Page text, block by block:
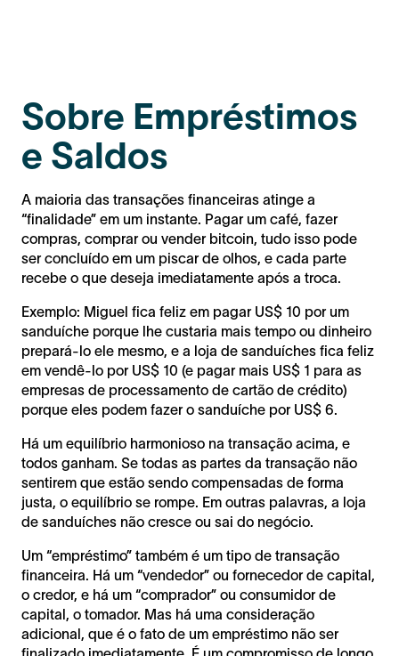
Sobre Empréstimos
e Saldos
A maioria das transações financeiras atinge a
“finalidade” em um instante. Pagar um café, fazer
compras, comprar ou vender bitcoin, tudo isso pode
ser concluído em um piscar de olhos, e cada parte
recebe o que deseja imediatamente após a troca.
Exemplo: Miguel fica feliz em pagar US$ 10 por um
sanduíche porque lhe custaria mais tempo ou dinheiro
prepará-lo ele mesmo, e a loja de sanduíches fica feliz
em vendê-lo por US$ 10 (e pagar mais US$ 1 para as
empresas de processamento de cartão de crédito)
porque eles podem fazer o sanduíche por US$ 6.
Há um equilíbrio harmonioso na transação acima, e
todos ganham. Se todas as partes da transação não
sentirem que estão sendo compensadas de forma
justa, o equilíbrio se rompe. Em outras palavras, a loja
de sanduíches não cresce ou sai do negócio.
Um “empréstimo” também é um tipo de transação
financeira. Há um “vendedor” ou fornecedor de capital,
o credor, e há um “comprador” ou consumidor de
capital, o tomador. Mas há uma consideração
adicional, que é o fato de um empréstimo não ser